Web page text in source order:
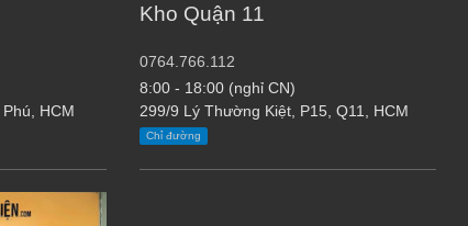
HCM
Kho Quận 11
0764.766.112
8:00 - 18:00 (nghỉ CN)
299/9 Lý Thường Kiệt, P15, Q11, HCM
Chỉ đường